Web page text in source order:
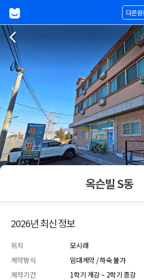
다른원
옥슨빌 S동
2026년 최신 정보
위치
모시래
계약방식
임대계약 / 하숙 불가
계약기간
1학기 개강 ~ 2학기 종강